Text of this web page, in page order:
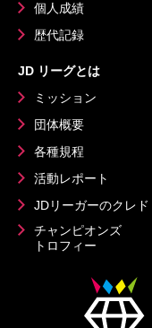
個人成績
歴代記録
JD リーグとは
ミッション
団体概要
各種規程
活動レポート
JDリーガーのクレド
チャンピオンズ
トロフィー